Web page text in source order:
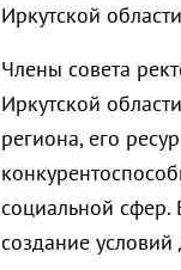
Иркутской
Члены совета
Иркутской
региона, его
социальной сфер.
создание